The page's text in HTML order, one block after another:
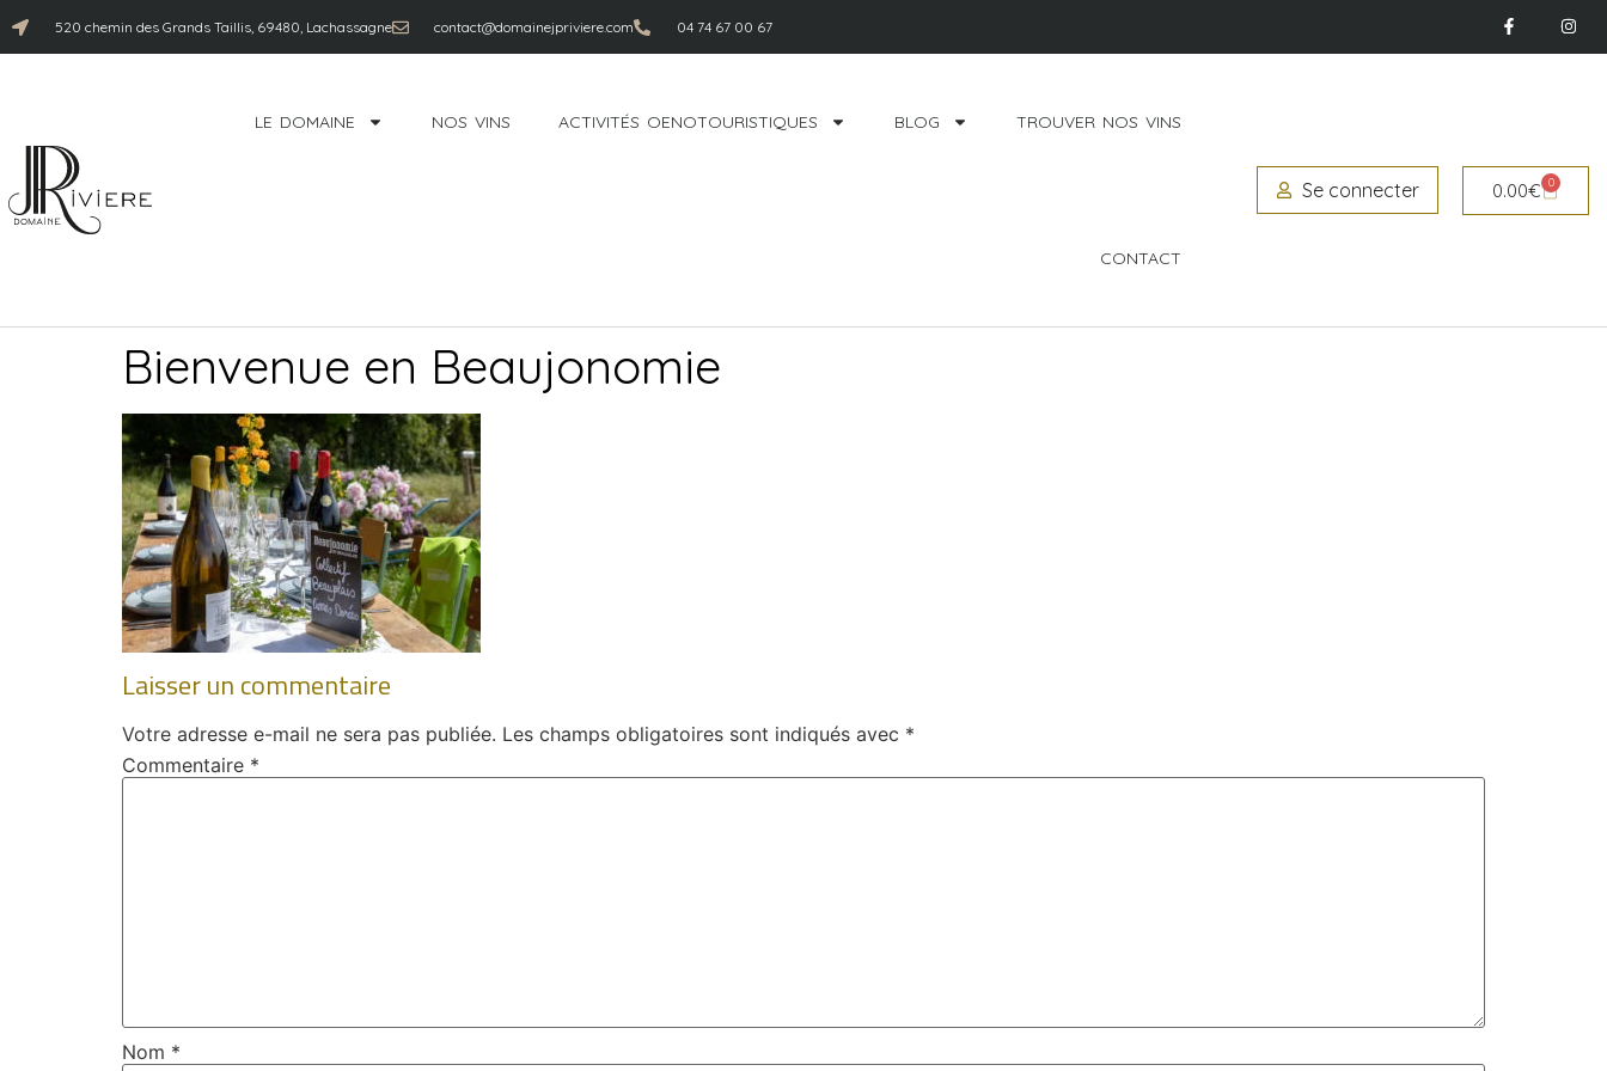
520 chemin des Grands Taillis, 69480, Lachassagne contact@domainejpriviere.com 04 74 67 00 67
LE DOMAINE NOS VINS ACTIVITÉS OENOTOURISTIQUES BLOG TROUVER NOS VINS
CONTACT
Se connecter 0.00€ 0
Bienvenue en Beaujonomie
Laisser un commentaire
Votre adresse e-mail ne sera pas publiée. Les champs obligatoires sont indiqués avec *
Commentaire *
Nom *